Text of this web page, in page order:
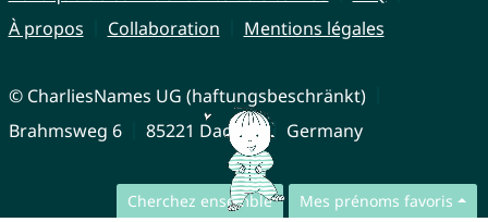
Cherchez ensemble Mes prénoms favoris
À propos
Collaboration Mentions légales
© CharliesNames UG (haftungsbeschränkt)
Brahmsweg 6
85221 Dachau Germany